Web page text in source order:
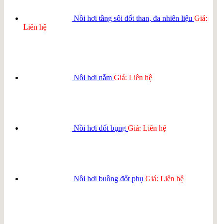
Nồi hơi tầng sôi đốt than, đa nhiên liệu Giá:
Liên hệ
Nồi hơi nằm Giá: Liên hệ
Nồi hơi đốt bụng Giá: Liên hệ
Nồi hơi buồng đốt phụ Giá: Liên hệ